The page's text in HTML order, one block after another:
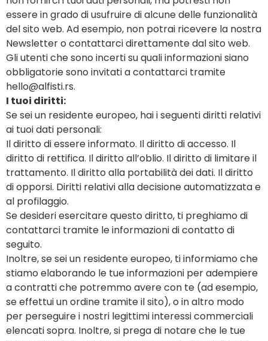
essere in grado di usufruire di alcune delle funzionalità
del sito web. Ad esempio, non potrai ricevere la nostra
Newsletter o contattarci direttamente dal sito web.
Gli utenti che sono incerti su quali informazioni siano
obbligatorie sono invitati a contattarci tramite
hello@alfisti.rs.
I tuoi diritti:
Se sei un residente europeo, hai i seguenti diritti relativi
ai tuoi dati personali:
Il diritto di essere informato. Il diritto di accesso. Il
diritto di rettifica. Il diritto all’oblio. Il diritto di limitare il
trattamento. Il diritto alla portabilità dei dati. Il diritto
di opporsi. Diritti relativi alla decisione automatizzata e
al profilaggio.
Se desideri esercitare questo diritto, ti preghiamo di
contattarci tramite le informazioni di contatto di
seguito.
Inoltre, se sei un residente europeo, ti informiamo che
stiamo elaborando le tue informazioni per adempiere
a contratti che potremmo avere con te (ad esempio,
se effettui un ordine tramite il sito), o in altro modo
per perseguire i nostri legittimi interessi commerciali
elencati sopra. Inoltre, si prega di notare che le tue